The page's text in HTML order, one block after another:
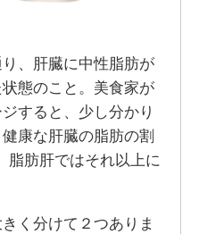
、肝臓に中性脂肪が
態のこと。美食家が
すると、少し分かり
康な肝臓の脂肪の割
脂肪肝ではそれ以上に
く分けて２つありま